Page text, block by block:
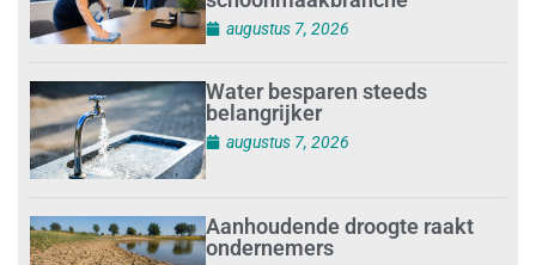
augustus 7, 2026
Water besparen steeds
belangrijker
augustus 7, 2026
Aanhoudende droogte raakt
ondernemers